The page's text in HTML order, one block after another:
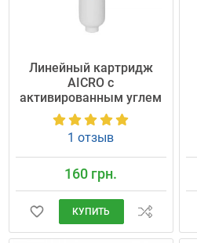
Линейный картридж
AICRO с
активированным углем
1 отзыв
160 грн.
КУПИТЬ